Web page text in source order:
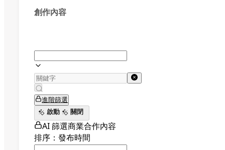
創作內容
進階篩選
啟動
關閉
AI 篩選商業合作內容
排序：發布時間